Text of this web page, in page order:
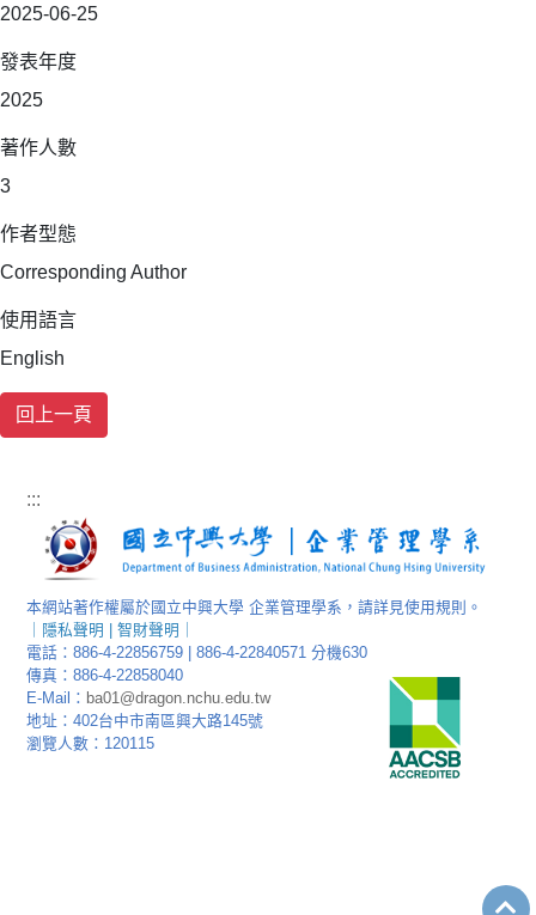
2025-06-25
發表年度
2025
著作人數
3
作者型態
Corresponding Author
使用語言
English
:::
本網站著作權屬於國立中興大學 企業管理學系，請詳見使用規則。
隱私聲明 |智財聲明
電話：886-4-22856759 | 886-4-22840571 分機630
傳真：886-4-22858040
E-Mail： ba01@dragon.nchu.edu.tw
地址：402台中市南區興大路145號
瀏覽人數：120115